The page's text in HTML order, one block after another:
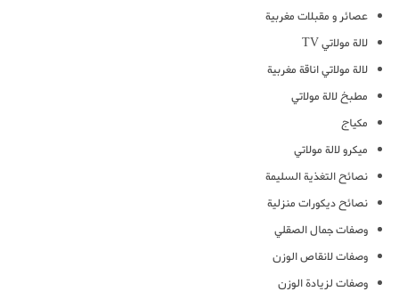
عصائر و مقبلات مغربية
لالة مولاتي TV
لالة مولاتي اناقة مغربية
مطبخ لالة مولاتي
مكياج
ميكرو لالة مولاتي
نصائح التغذية السليمة
نصائح ديكورات منزلية
وصفات جمال الصقلي
وصفات لانقاص الوزن
وصفات لزيادة الوزن